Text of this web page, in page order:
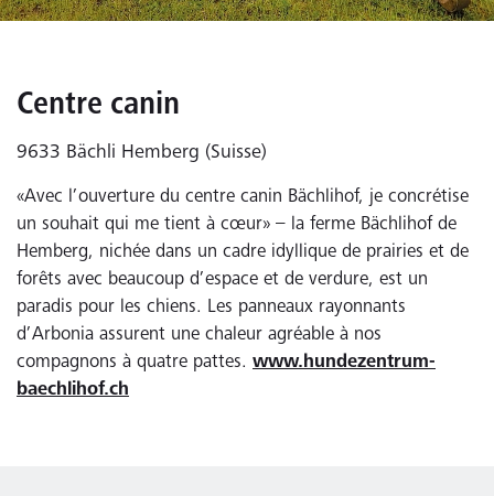
Centre canin
9633 Bächli Hemberg (Suisse)
«Avec l’ouverture du centre canin Bächlihof, je concrétise
un souhait qui me tient à cœur» – la ferme Bächlihof de
Hemberg, nichée dans un cadre idyllique de prairies et de
forêts avec beaucoup d’espace et de verdure, est un
paradis pour les chiens. Les panneaux rayonnants
d’Arbonia assurent une chaleur agréable à nos
compagnons à quatre pattes. www.hundezentrum-
baechlihof.ch